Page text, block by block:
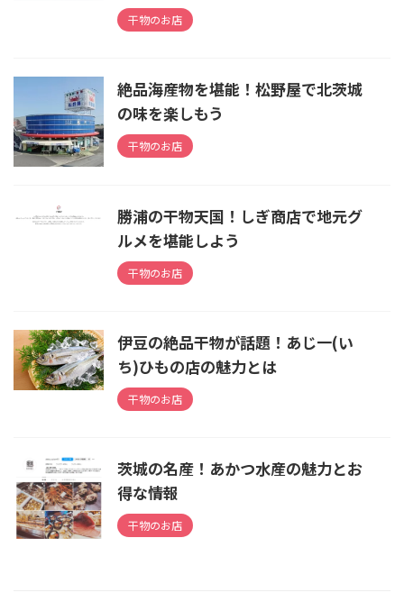
干物のお店
絶品海産物を堪能！松野屋で北茨城
の味を楽しもう
干物のお店
勝浦の干物天国！しぎ商店で地元グ
ルメを堪能しよう
干物のお店
伊豆の絶品干物が話題！あじ一(い
ち)ひもの店の魅力とは
干物のお店
茨城の名産！あかつ水産の魅力とお
得な情報
干物のお店